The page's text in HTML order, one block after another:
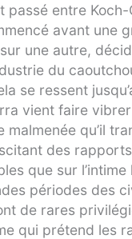
passé entre
avant une
une autre,
du
se ressent
vient faire
malmenée qu’il
des
que sur
périodes des
de rares
qui prétend les